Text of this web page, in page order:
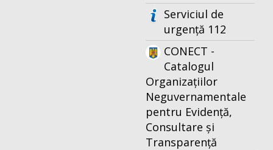
Serviciul de
urgență 112
CONECT -
Catalogul
Organizațiilor
Neguvernamentale
pentru Evidență,
Consultare și
Transparență